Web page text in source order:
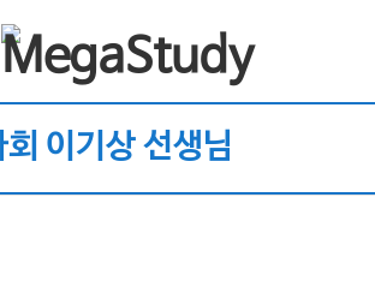
회 이기상 선생님